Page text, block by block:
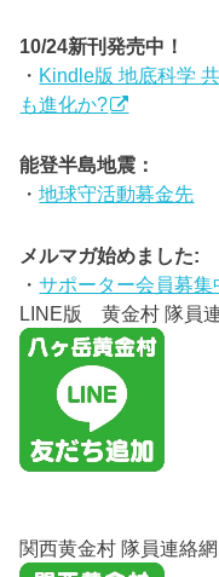
10/24新刊発売中！
・ Kindle版 地底科学
も進化か?
能登半島地震：
・地球守活動募金先
メルマガ始めました:
・サポーター会員募集
LINE版 黄金村 隊員連
関西黄金村 隊員連絡